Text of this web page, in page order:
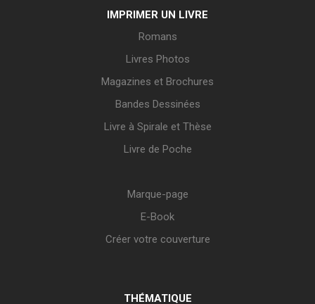
IMPRIMER UN LIVRE
Romans
Livres Photos
Magazines et Brochures
Bandes Dessinées
Livre à Spirale et Thèse
Livre de Poche
Marque-page
E-Book
Créer votre couverture
THÉMATIQUE